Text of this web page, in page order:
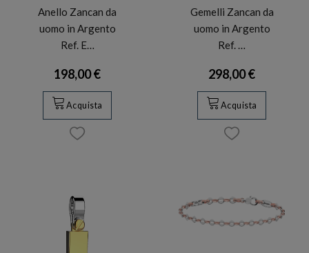
Anello Zancan da
uomo in Argento
Ref. E…
198,00 €
Acquista
Gemelli Zancan da
uomo in Argento
Ref. …
298,00 €
Acquista